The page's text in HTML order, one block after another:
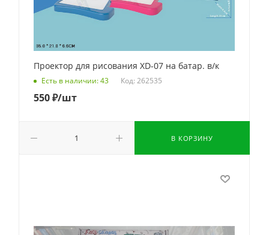
Проектор для рисования XD-07 на батар. в/к
Есть в наличии: 43 Код: 262535
550₽/шт
В КОРЗИНУ